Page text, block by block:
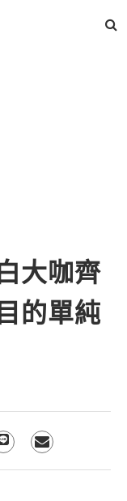
大咖齊
的單純